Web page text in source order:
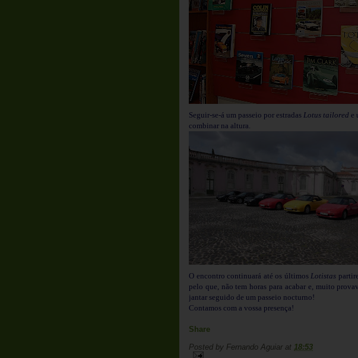
Seguir-se-á um passeio por estradas Lotus tailored e
combinar na altura.
O encontro continuará até os últimos Lotistas
pelo que, não tem horas para acabar e, muito
jantar seguido de um passeio nocturno!
Contamos com a vossa presença!
Share
Posted by Fernando Aguiar at 18:53